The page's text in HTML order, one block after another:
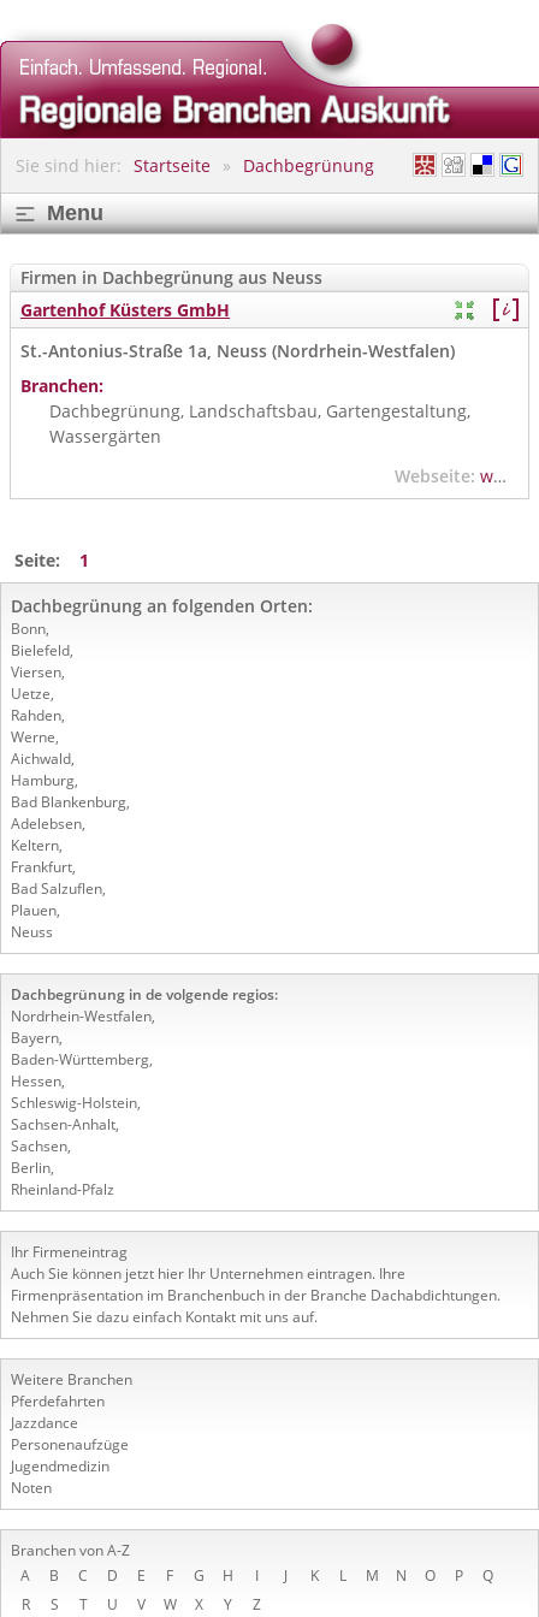
Sie sind hier: Startseite Dachbegrünung
Menu
Firmen in Dachbegrünung aus Neuss
Gartenhof Küsters GmbH
St.-Antonius-Straße 1a, Neuss (Nordrhein-Westfalen)
Branchen:
Dachbegrünung, Landschaftsbau, Gartengestaltung,
Wassergärten
Webseite: www.gartenhof-kuesters.de
Seite:
1
Dachbegrünung an folgenden Orten:
Bonn,
Bielefeld,
Viersen,
Uetze,
Rahden,
Werne,
Aichwald,
Hamburg,
Bad Blankenburg,
Adelebsen,
Keltern,
Frankfurt,
Bad Salzuflen,
Plauen,
Neuss
Dachbegrünung in de volgende regios:
Nordrhein-Westfalen,
Bayern,
Baden-Württemberg,
Hessen,
Schleswig-Holstein,
Sachsen-Anhalt,
Sachsen,
Berlin,
Rheinland-Pfalz
Ihr Firmeneintrag
Auch Sie können jetzt hier Ihr Unternehmen eintragen. Ihre
Firmenpräsentation im Branchenbuch in der Branche Dachabdichtungen.
Nehmen Sie dazu einfach Kontakt mit uns auf.
Weitere Branchen
Pferdefahrten
Jazzdance
Personenaufzüge
Jugendmedizin
Noten
Branchen von A-Z
A
B C D E F G H I J K L M N O P
Q
R
S T U V W X Y Z